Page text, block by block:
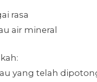
rasa
air mineral
yang telah